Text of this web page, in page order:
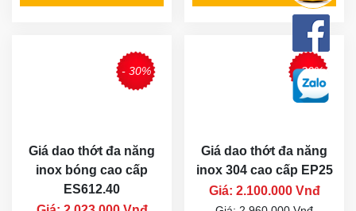
- 30%
Giá dao thớt đa năng
inox bóng cao cấp
ES612.40
- 30%
Giá dao thớt đa năng
inox 304 cao cấp EP25
Giá: 2.100.000 Vnđ